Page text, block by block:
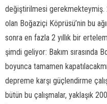
değiştirilmesi gerekmekteymiş.
olan Boğaziçi Köprüsü’nin bu
sonra en fazla 2 yıllık bir
şimdi geliyor: Bakım sırasında
boyunca tamamen
depreme karşı güçlendirme
bütün bu çalışmalar, yaklaşık